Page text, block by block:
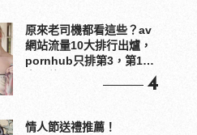
原來老司機都看這些？av
網站流量10大排行出爐，
pornhub只排第3，第1名
4
情人節送禮推薦！